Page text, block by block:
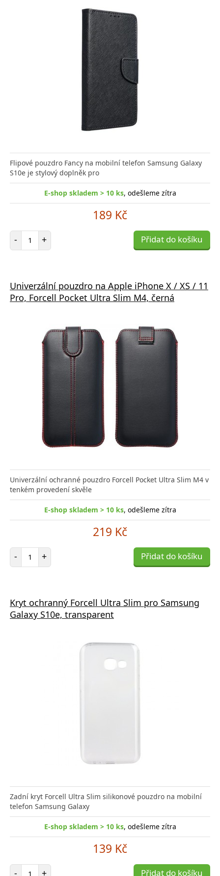
Flipové pouzdro Fancy na mobilní telefon Samsung Galaxy
S10e je stylový doplněk pro
E-shop skladem > 10 ks, odešleme zítra
189 Kč
- Počet položek
+ Přidat do košíku
Univerzální pouzdro na Apple iPhone X / XS / 11
Pro, Forcell Pocket Ultra Slim M4, černá
Univerzální ochranné pouzdro Forcell Pocket Ultra Slim M4 v
tenkém provedení skvěle
E-shop skladem > 10 ks, odešleme zítra
219 Kč
- Počet položek
+ Přidat do košíku
Kryt ochranný Forcell Ultra Slim pro Samsung
Galaxy S10e, transparent
Zadní kryt Forcell Ultra Slim silikonové pouzdro na mobilní
telefon Samsung Galaxy
E-shop skladem > 10 ks, odešleme zítra
139 Kč
- Počet položek
+ Přidat do košíku